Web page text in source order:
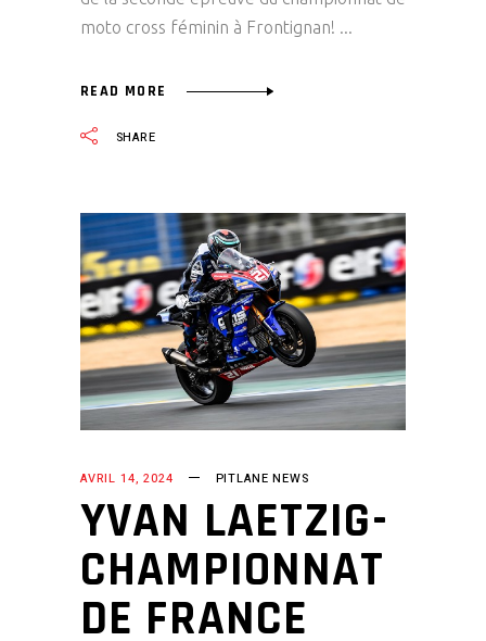
moto cross féminin à Frontignan!
READ MORE
SHARE
AVRIL 14, 2024 PITLANE NEWS
YVAN LAETZIG-
CHAMPIONNAT
DE FRANCE